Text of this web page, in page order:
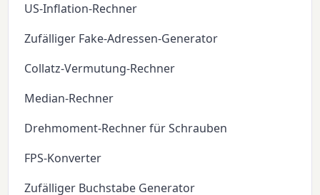
US-Inflation-Rechner
Zufälliger Fake-Adressen-Generator
Collatz-Vermutung-Rechner
Median-Rechner
Drehmoment-Rechner für Schrauben
FPS-Konverter
Zufälliger Buchstabe Generator